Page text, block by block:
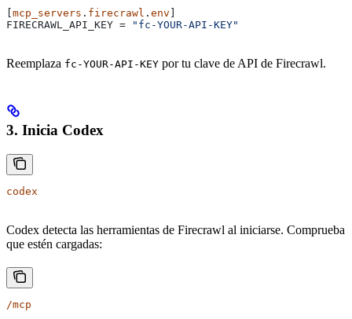
mcp_servers . firecrawl . env
FIRECRAWL_API_KEY = "fc-YOUR-API-KEY"
Reemplaza fc-YOUR-API-KEY por tu clave de API de Firecrawl.
3. Inicia Codex
codex
Codex detecta las herramientas de Firecrawl al iniciarse. Comprueba
que estén cargadas:
/mcp